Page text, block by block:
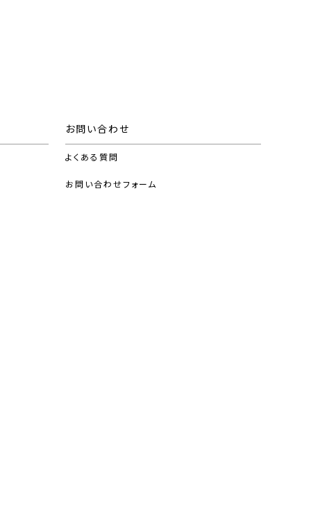
お問い合わせ
よくある質問
お問い合わせフォーム